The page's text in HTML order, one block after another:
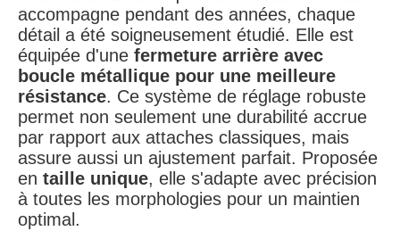
accompagne pendant des années, chaque
détail a été soigneusement étudié. Elle est
équipée d'une fermeture arrière avec
boucle métallique pour une meilleure
résistance. Ce système de réglage robuste
permet non seulement une durabilité accrue
par rapport aux attaches classiques, mais
assure aussi un ajustement parfait. Proposée
en taille unique, elle s'adapte avec précision
à toutes les morphologies pour un maintien
optimal.